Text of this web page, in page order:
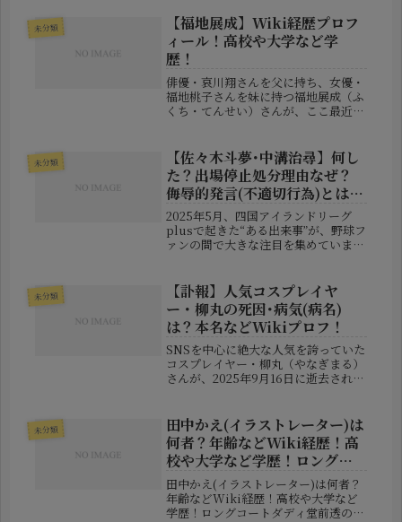
未分類
【福地展成】Wiki経歴プロフ
ィール！高校や大学など学
歴！
俳優・哀川翔さんを父に持ち、女優・
福地桃子さんを妹に持つ福地展成（ふ
くち・てんせい）さんが、ここ最近に
年末には大手芸能事務所「プロダクシ
ョン尾木」に移籍したことが報じら
れ...
未分類
【佐々木斗夢･中溝治尋】何し
た？出場停止処分理由なぜ？
侮辱的発言(不適切行為)とは
何？
2025年5月、四国アイランドリーグ
plusで起きた“ある出来事”が、野球フ
ァンの間で大きな注目を集めていま
手に対し、リーグ側が出場停止処分を
科したことが明らかになったため...
未分類
【訃報】人気コスプレイヤ
ー・柳丸の死因･病気(病名)
は？本名などWikiプロフ！
SNSを中心に絶大な人気を誇っていた
コスプレイヤー・柳丸（やなぎまる）
さんが、2025年9月16日に逝去された
報告文には、これまで応援してくれた
ファンへの感謝ととも...
未分類
田中かえ(イラストレーター)は
何者？年齢などWiki経歴！高
校や大学など学歴！ロングコ
ートダディ堂前透の結婚相
手！
田中かえ(イラストレーター)は何者？
年齢などWiki経歴！高校や大学など
学歴！ロングコートダディ堂前透の結